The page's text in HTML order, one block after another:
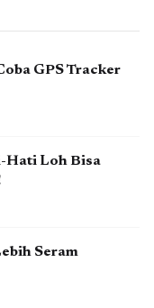
GPS Tracker
Hati Loh Bisa
Seram